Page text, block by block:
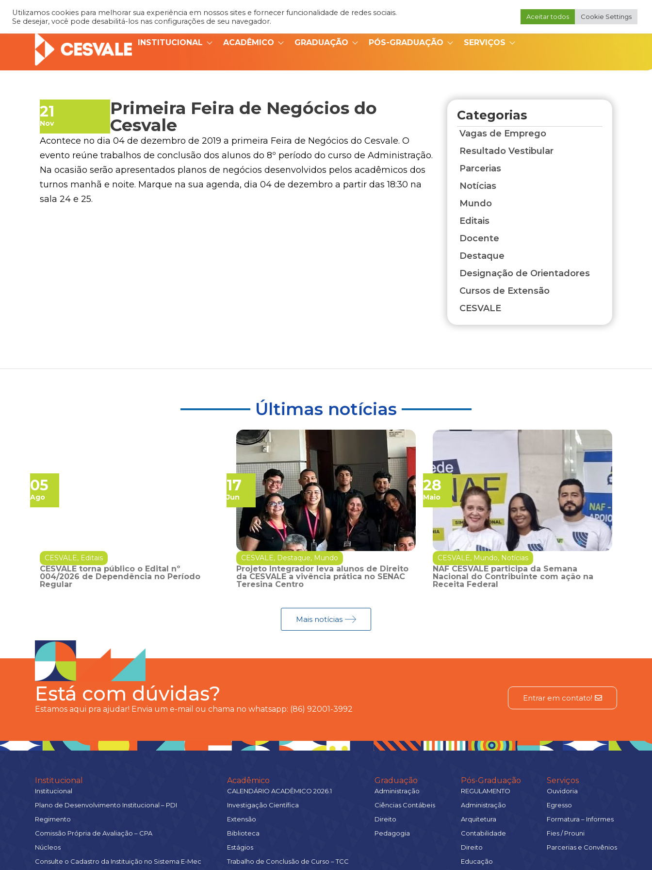
Portal do Coordenador
INSTITUCIONAL ACADÊMICO GRADUAÇÃO PÓS-GRADUAÇÃO SERVIÇOS
21
Nov
Primeira Feira de Negócios do
Cesvale
Acontece no dia 04 de dezembro de 2019 a primeira Feira de Negócios do Cesvale. O
evento reúne trabalhos de conclusão dos alunos do 8º período do curso de Administração.
Na ocasião serão apresentados planos de negócios desenvolvidos pelos acadêmicos dos
turnos manhã e noite. Marque na sua agenda, dia 04 de dezembro a partir das 18:30 na
sala 24 e 25.
Categorias
Vagas de Emprego
Resultado Vestibular
Parcerias
Notícias
Mundo
Editais
Docente
Destaque
Designação de Orientadores
Cursos de Extensão
CESVALE
Últimas notícias
05
Ago
CESVALE, Editais
CESVALE torna público o Edital nº
004/2026 de Dependência no Período
Regular
17
Jun
CESVALE, Destaque, Mundo
Projeto Integrador leva alunos de Direito
da CESVALE a vivência prática no SENAC
Teresina Centro
28
Maio
CESVALE, Mundo, Notícias
NAF CESVALE participa da Semana
Nacional do Contribuinte com ação na
Receita Federal
Mais notícias
Está com dúvidas?
Estamos aqui pra ajudar! Envia um e-mail ou chama no whatsapp: (86) 92001-3992
Entrar em contato!
Institucional
Institucional
Plano de Desenvolvimento Institucional – PDI
Regimento
Comissão Própria de Avaliação – CPA
Núcleos
Consulte o Cadastro da Instituição no Sistema E-Mec
Acadêmico
CALENDÁRIO ACADÊMICO 2026.1
Investigação Científica
Extensão
Biblioteca
Estágios
Trabalho de Conclusão de Curso – TCC
Graduação
Administração
Ciências Contábeis
Direito
Pedagogia
Pós-Graduação
REGULAMENTO
Administração
Arquitetura
Contabilidade
Direito
Educação
Serviços
Ouvidoria
Egresso
Formatura – Informes
Fies / Prouni
Parcerias e Convênios
Utilizamos cookies para melhorar sua experiência em nossos sites e fornecer funcionalidade de redes sociais.
Se desejar, você pode desabilitá-los nas configurações de seu navegador.
Aceitar todos Cookie Settings